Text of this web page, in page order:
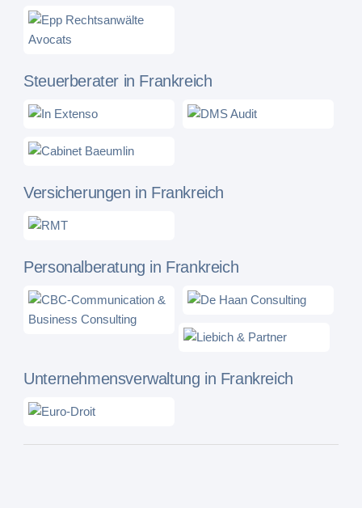
Steuerberater in Frankreich
Versicherungen in Frankreich
Personalberatung in Frankreich
Unternehmensverwaltung in Frankreich